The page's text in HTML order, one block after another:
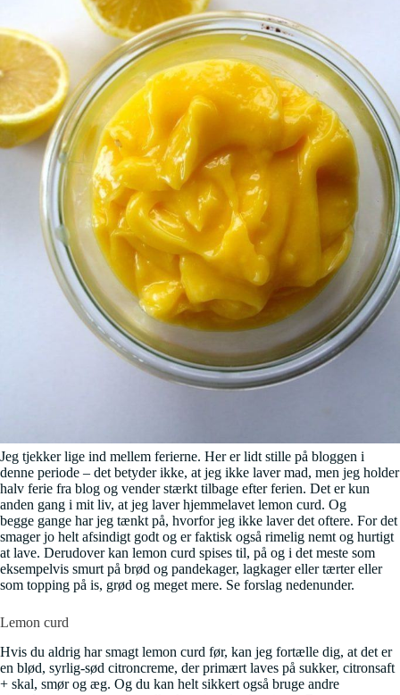
Jeg tjekker lige ind mellem ferierne. Her er lidt stille på bloggen i
denne periode – det betyder ikke, at jeg ikke laver mad, men jeg holder
halv ferie fra blog og vender stærkt tilbage efter ferien. Det er kun
anden gang i mit liv, at jeg laver hjemmelavet lemon curd. Og
begge gange har jeg tænkt på, hvorfor jeg ikke laver det oftere. For det
smager jo helt afsindigt godt og er faktisk også rimelig nemt og hurtigt
at lave. Derudover kan lemon curd spises til, på og i det meste som
eksempelvis smurt på brød og pandekager, lagkager eller tærter eller
som topping på is, grød og meget mere. Se forslag nedenunder.
Lemon curd
Hvis du aldrig har smagt lemon curd før, kan jeg fortælle dig, at det er
en blød, syrlig-sød citroncreme, der primært laves på sukker, citronsaft
+ skal, smør og æg. Og du kan helt sikkert også bruge andre